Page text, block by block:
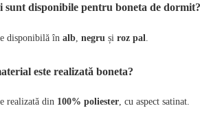
sunt disponibile pentru boneta de dormit?
disponibilă în alb negru și roz pal
este realizată boneta?
realizată din 100% poliester, cu aspect satinat.